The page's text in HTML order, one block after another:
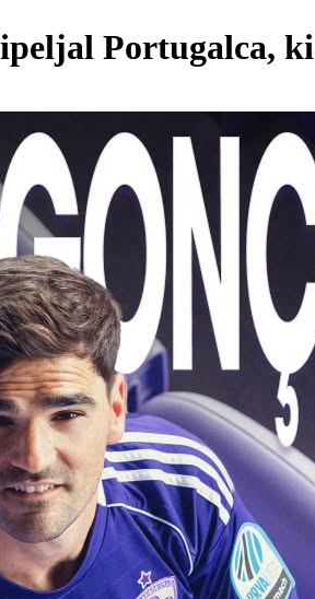
Portugalca,